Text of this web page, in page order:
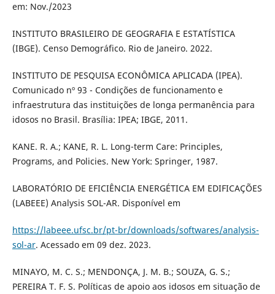
em: Nov./2023
INSTITUTO BRASILEIRO DE GEOGRAFIA E ESTATÍSTICA
(IBGE). Censo Demográfico. Rio de Janeiro. 2022.
INSTITUTO DE PESQUISA ECONÔMICA APLICADA (IPEA).
Comunicado nº 93 - Condições de funcionamento e
infraestrutura das instituições de longa permanência para
idosos no Brasil. Brasília: IPEA; IBGE, 2011.
KANE. R. A.; KANE, R. L. Long-term Care: Principles,
Programs, and Policies. New York: Springer, 1987.
LABORATÓRIO DE EFICIÊNCIA ENERGÉTICA EM EDIFICAÇÕES
(LABEEE) Analysis SOL-AR. Disponível em
https://labeee.ufsc.br/pt-br/downloads/softwares/analysis-
sol-ar. Acessado em 09 dez. 2023.
MINAYO, M. C. S.; MENDONÇA, J. M. B.; SOUZA, G. S.;
PEREIRA T. F. S. Políticas de apoio aos idosos em situação de